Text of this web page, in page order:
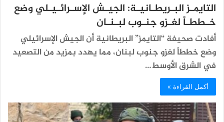
التايمـز البـريطـانيـة: الجيـش الإسـرائـيـلي وضع
خـططـاً لغـزو جنـوب لبـنـان
أفادت صحيفة “التايمز” البريطانية أن الجيش الإسرائيلي
وضع خططاً لغزو جنوب لبنان، مما يهدد بمزيد من التصعيد
في الشرق الأوسط…
أكمل القراءة »